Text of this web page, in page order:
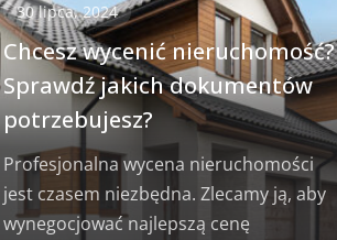
30 lipca, 2024
Chcesz wycenić nieruchomość?
Sprawdź jakich dokumentów
potrzebujesz?
Profesjonalna wycena nieruchomości
jest czasem niezbędna. Zlecamy ją, aby
wynegocjować najlepszą cenę